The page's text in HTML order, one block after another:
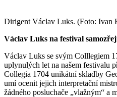
Dirigent Václav Luks. (Foto: Ivan
Václav Luks na festival
Václav Luks se svým Colllegiem
uplynulých let na našem festivalu
Collegia 1704 unikátní skladby
umí ocenit jejich interpretační
žádného posluchače „vlažným“ a